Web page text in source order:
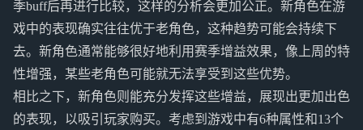
季buff后再进行比较，这样的分析会更加公正。新角色在游
戏中的表现确实往往优于老角色，这种趋势可能会持续下
去。新角色通常能够很好地利用赛季增益效果，像上周的特
性增强，某些老角色可能就无法享受到这些优势。
相比之下，新角色则能充分发挥这些增益，展现出更加出色
的表现，以吸引玩家购买。考虑到游戏中有6种属性和13个